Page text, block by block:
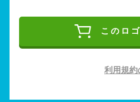
このロ
利用規